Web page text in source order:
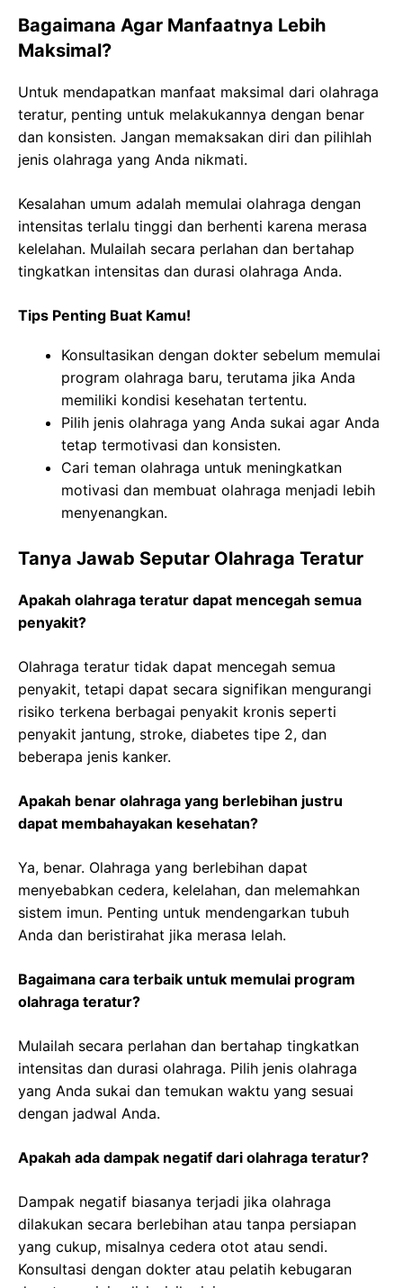
Bagaimana Agar Manfaatnya Lebih
Maksimal?
Untuk mendapatkan manfaat maksimal dari olahraga
teratur, penting untuk melakukannya dengan benar
dan konsisten. Jangan memaksakan diri dan pilihlah
jenis olahraga yang Anda nikmati.
Kesalahan umum adalah memulai olahraga dengan
intensitas terlalu tinggi dan berhenti karena merasa
kelelahan. Mulailah secara perlahan dan bertahap
tingkatkan intensitas dan durasi olahraga Anda.
Tips Penting Buat Kamu!
Konsultasikan dengan dokter sebelum memulai
program olahraga baru, terutama jika Anda
memiliki kondisi kesehatan tertentu.
Pilih jenis olahraga yang Anda sukai agar Anda
tetap termotivasi dan konsisten.
Cari teman olahraga untuk meningkatkan
motivasi dan membuat olahraga menjadi lebih
menyenangkan.
Tanya Jawab Seputar Olahraga Teratur
Apakah olahraga teratur dapat mencegah semua
penyakit?
Olahraga teratur tidak dapat mencegah semua
penyakit, tetapi dapat secara signifikan mengurangi
risiko terkena berbagai penyakit kronis seperti
penyakit jantung, stroke, diabetes tipe 2, dan
beberapa jenis kanker.
Apakah benar olahraga yang berlebihan justru
dapat membahayakan kesehatan?
Ya, benar. Olahraga yang berlebihan dapat
menyebabkan cedera, kelelahan, dan melemahkan
sistem imun. Penting untuk mendengarkan tubuh
Anda dan beristirahat jika merasa lelah.
Bagaimana cara terbaik untuk memulai program
olahraga teratur?
Mulailah secara perlahan dan bertahap tingkatkan
intensitas dan durasi olahraga. Pilih jenis olahraga
yang Anda sukai dan temukan waktu yang sesuai
dengan jadwal Anda.
Apakah ada dampak negatif dari olahraga teratur?
Dampak negatif biasanya terjadi jika olahraga
dilakukan secara berlebihan atau tanpa persiapan
yang cukup, misalnya cedera otot atau sendi.
Konsultasi dengan dokter atau pelatih kebugaran